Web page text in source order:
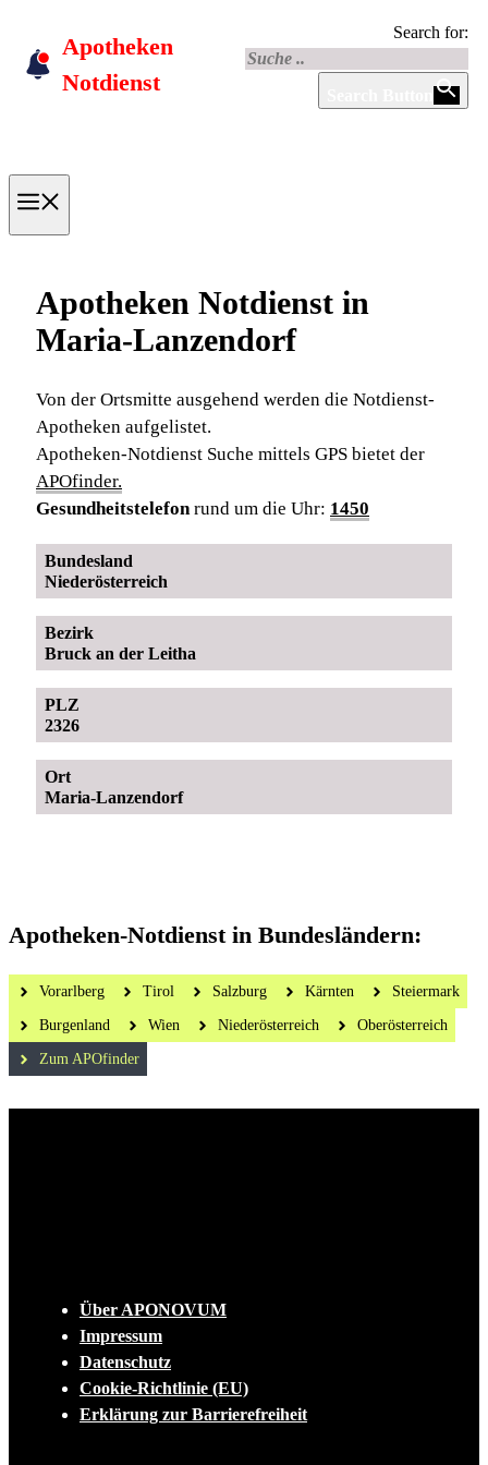
content
Apotheken
Notdienst
Search for:
Apotheken Notdienst in
Maria-Lanzendorf
Von der Ortsmitte ausgehend werden die Notdienst-
Apotheken aufgelistet.
Apotheken-Notdienst Suche mittels GPS bietet der
APOfinder.
Gesundheitstelefon rund um die Uhr: 1450
Bundesland
Niederösterreich
Bezirk
Bruck an der Leitha
PLZ
2326
Ort
Maria-Lanzendorf
Apotheken-Notdienst in Bundesländern:
Vorarlberg Tirol Salzburg Kärnten Steiermark
Burgenland Wien Niederösterreich Oberösterreich
Zum APOfinder
Über APONOVUM
Impressum
Datenschutz
Cookie-Richtlinie (EU)
Erklärung zur Barrierefreiheit